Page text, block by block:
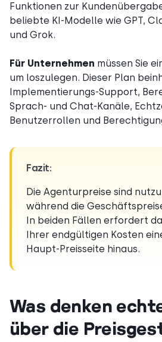
Funktionen zur
beliebte KI-Modelle wie GPT,
und Grok.
Für Unternehmen müssen Sie
um loszulegen. Dieser Plan
Implementierungs-Support,
Sprach- und Chat-Kanäle,
Benutzerrollen und
Fazit:
Die Agenturpreise sind
während die
In beiden Fällen erfordert
Ihrer endgültigen Kosten
Haupt-Preisseite hinaus.
Was denken
über die